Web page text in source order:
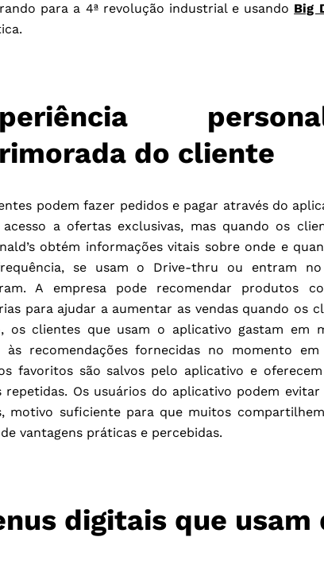
para a 4ª revolução industrial e usando Big
do cliente
podem fazer pedidos e pagar através do
a ofertas exclusivas, mas quando os
obtém informações vitais sobre onde e
se usam o Drive-thru ou entram
A empresa pode recomendar produtos
para ajudar a aumentar as vendas quando os
os clientes que usam o aplicativo gastam em
às recomendações fornecidas no momento
favoritos são salvos pelo aplicativo e
repetidas. Os usuários do aplicativo podem
motivo suficiente para que muitos
vantagens práticas e percebidas.
digitais que usam